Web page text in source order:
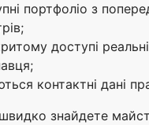
портфоліо з
доступі
контактні дані
знайдете